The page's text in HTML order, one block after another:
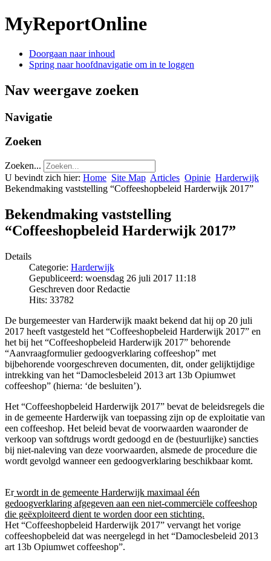
MyReportOnline
Doorgaan naar inhoud
Spring naar hoofdnavigatie om in te loggen
Nav weergave zoeken
Navigatie
Zoeken
Zoeken...
U bevindt zich hier: Home Site Map Articles Opinie Harderwijk
Bekendmaking vaststelling “Coffeeshopbeleid Harderwijk 2017”
Bekendmaking vaststelling
“Coffeeshopbeleid Harderwijk 2017”
Details
Categorie: Harderwijk
Gepubliceerd: woensdag 26 juli 2017 11:18
Geschreven door Redactie
Hits: 33782
De burgemeester van Harderwijk maakt bekend dat hij op 20 juli
2017 heeft vastgesteld het “Coffeeshopbeleid Harderwijk 2017” en
het bij het “Coffeeshopbeleid Harderwijk 2017” behorende
“Aanvraagformulier gedoogverklaring coffeeshop” met
bijbehorende voorgeschreven documenten, dit, onder gelijktijdige
intrekking van het “Damoclesbeleid 2013 art 13b Opiumwet
coffeeshop” (hierna: ‘de besluiten’).
Het “Coffeeshopbeleid Harderwijk 2017” bevat de beleidsregels die
in de gemeente Harderwijk van toepassing zijn op de exploitatie van
een coffeeshop. Het beleid bevat de voorwaarden waaronder de
verkoop van softdrugs wordt gedoogd en de (bestuurlijke) sancties
bij niet-naleving van deze voorwaarden, alsmede de procedure die
wordt gevolgd wanneer een gedoogverklaring beschikbaar komt.
Erwordt in de gemeente Harderwijk maximaal één
gedoogverklaring afgegeven aan een niet-commerciële coffeeshop
die geëxploiteerd dient te worden door een stichting.
Het “Coffeeshopbeleid Harderwijk 2017” vervangt het vorige
coffeeshopbeleid dat was neergelegd in het “Damoclesbeleid 2013
art 13b Opiumwet coffeeshop”.